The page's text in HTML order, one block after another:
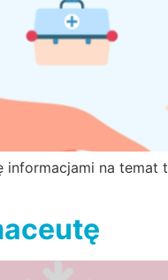
informacjami na temat